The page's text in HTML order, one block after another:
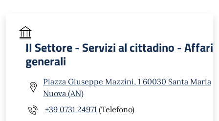
II Settore - Servizi al cittadino - Affari
generali
Piazza Giuseppe Mazzini, 1 60030 Santa Maria
Nuova (AN)
+39 0731 24971 (Telefono)